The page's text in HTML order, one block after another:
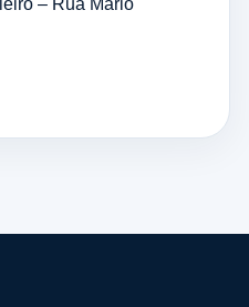
– Rua Mário